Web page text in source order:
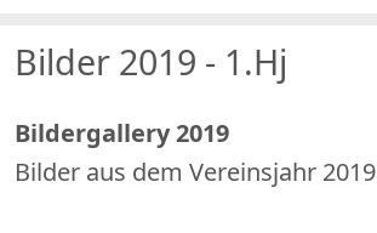
Bilder 2019 - 1.Hj
Bildergallery 2019
Bilder aus dem Vereinsjahr 2019